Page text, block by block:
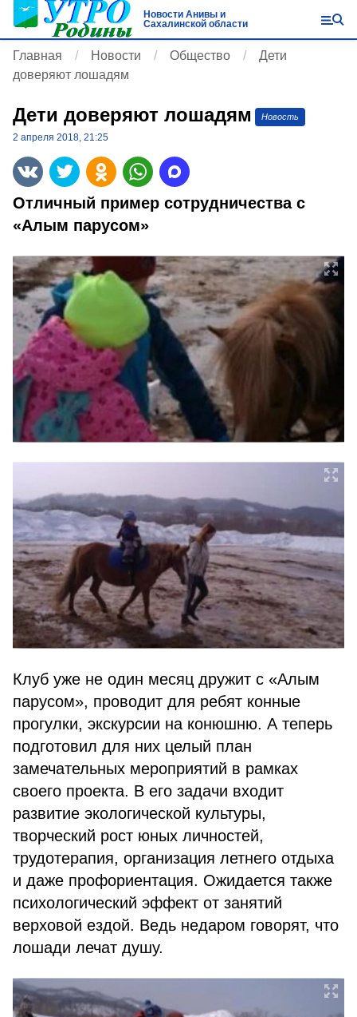
Новости Анивы и
Сахалинской области
Главная Новости Общество
Дети
доверяют лошадям
Дети доверяют лошадям Новость
2 апреля 2018, 21:25
Отличный пример сотрудничества с
«Алым парусом»
Клуб уже не один месяц дружит с «Алым
парусом», проводит для ребят конные
прогулки, экскурсии на конюшню. А теперь
подготовил для них целый план
замечательных мероприятий в рамках
своего проекта. В его задачи входит
развитие экологической культуры,
творческий рост юных личностей,
трудотерапия, организация летнего отдыха
и даже профориентация. Ожидается также
психологический эффект от занятий
верховой ездой. Ведь недаром говорят, что
лошади лечат душу.